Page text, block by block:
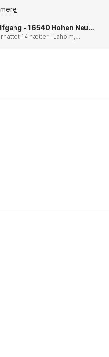
ist Ullared (
Laholm , Halmstad
Bastad
Wolfgang - 16540 Hohen Neuendorf
14 nætter i Laholm,